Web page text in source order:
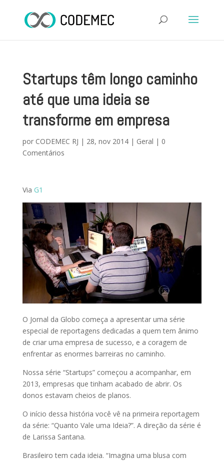
Startups têm longo caminho
até que uma ideia se
transforme em empresa
por CODEMEC RJ | 28, nov 2014| Geral | 0
Comentários
Via G1
O Jornal da Globo começa a apresentar uma série
especial de reportagens dedicadas a quem tem ânimo
de criar uma empresa de sucesso, e a coragem de
enfrentar as enormes barreiras no caminho.
Nossa série “Startups” começou a acompanhar, em
2013, empresas que tinham acabado de abrir. Os
donos estavam cheios de planos.
O início dessa história você vê na primeira reportagem
da série: “Quanto Vale uma Ideia?”. A direção da série é
de Larissa Santana.
Brasileiro tem cada ideia. “Imagina uma blusa com